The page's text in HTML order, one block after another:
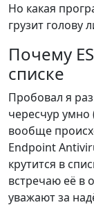
Но какая
грузит голову
Почему
списке
Пробовал я
чересчур
вообще
Endpoint
крутится в
встречаю её в
уважают за